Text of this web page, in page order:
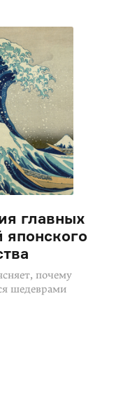
главных
японского
почему
шедеврами